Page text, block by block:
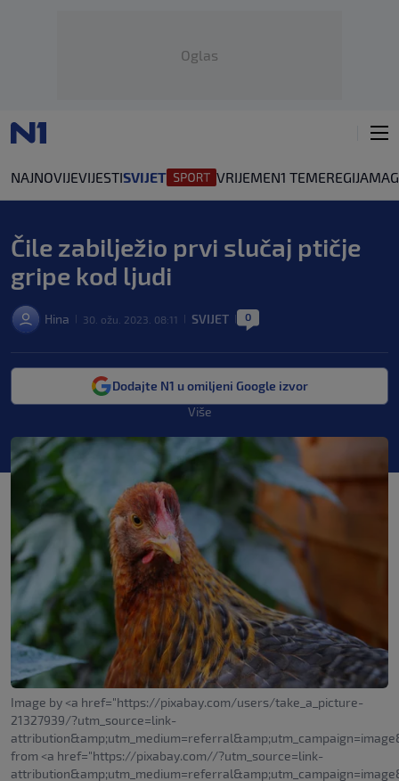
Oglas
NAJNOVIJEVIJESTISVIJET VRIJEMEN1 TEMEREGIJA
Čile zabilježio prvi slučaj ptičje
gripe kod ljudi
Hina 30. ožu. 2023. 08:11 SVIJET 0
Dodajte N1 u omiljeni Google izvor
Više
Image by <a href="https://pixabay.com/users/take_a_picture-
21327939/?utm_source=link-
from <a href="https://pixabay.com//?utm_source=link-